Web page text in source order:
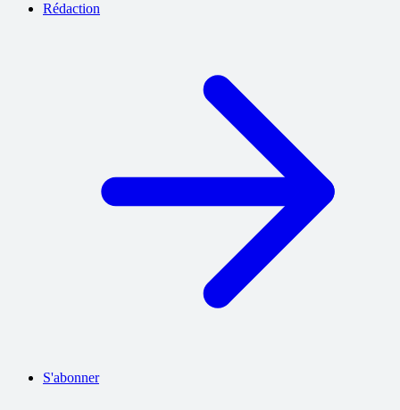
Rédaction
S'abonner